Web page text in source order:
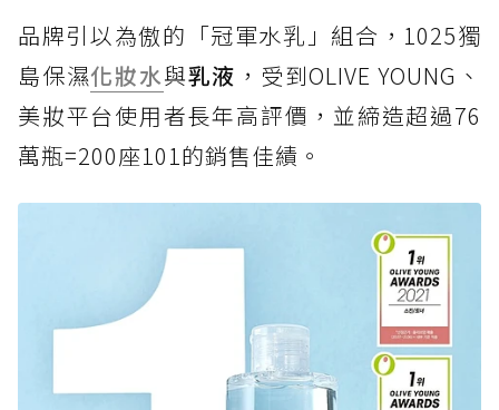
品牌引以為傲的「冠軍水乳」組合，1025獨
島保濕化妝水與乳液 ，受到OLIVE YOUNG、
美妝平台使用者長年高評價，並締造超過76
萬瓶=200座101的銷售佳績。